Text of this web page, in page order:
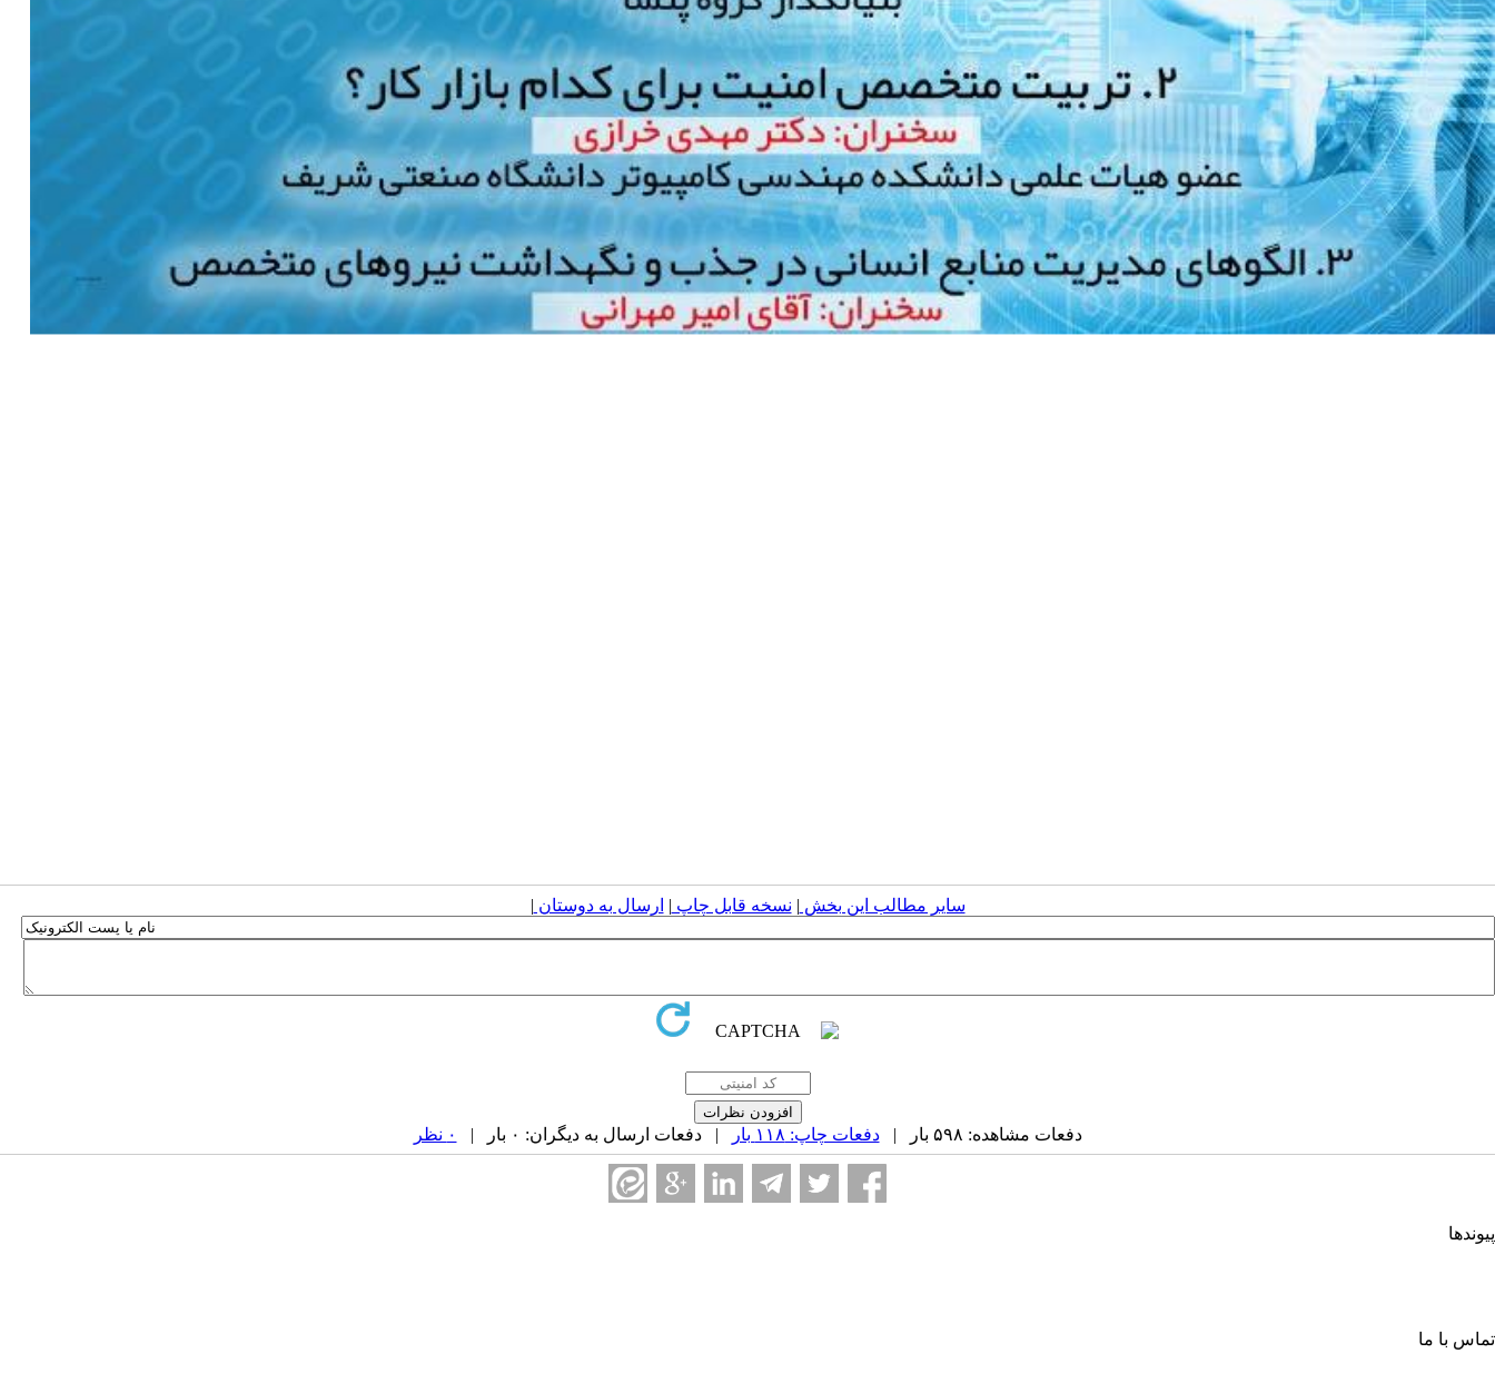
سایر مطالب این بخش | نسخه قابل چاپ | ارسال به دوستان |
دفعات مشاهده: ۵۹۸ بار | دفعات چاپ: ۱۱۸ بار | دفعات ارسال به دیگران: ۰ بار | ۰ نظر
پیوندها
تماس با ما